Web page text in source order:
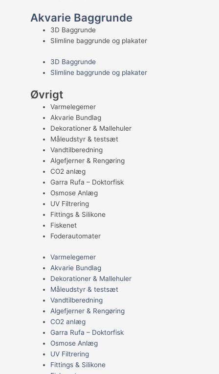
Akvarie Baggrunde
3D Baggrunde
Slimline baggrunde og plakater
3D Baggrunde
Slimline baggrunde og plakater
Øvrigt
Varmelegemer
Akvarie Bundlag
Dekorationer & Mallehuler
Måleudstyr & testsæt
Vandtilberedning
Algefjerner & Rengøring
CO2 anlæg
Garra Rufa – Doktorfisk
Osmose Anlæg
UV Filtrering
Fittings & Silikone
Fiskenet
Foderautomater
Varmelegemer
Akvarie Bundlag
Dekorationer & Mallehuler
Måleudstyr & testsæt
Vandtilberedning
Algefjerner & Rengøring
CO2 anlæg
Garra Rufa – Doktorfisk
Osmose Anlæg
UV Filtrering
Fittings & Silikone